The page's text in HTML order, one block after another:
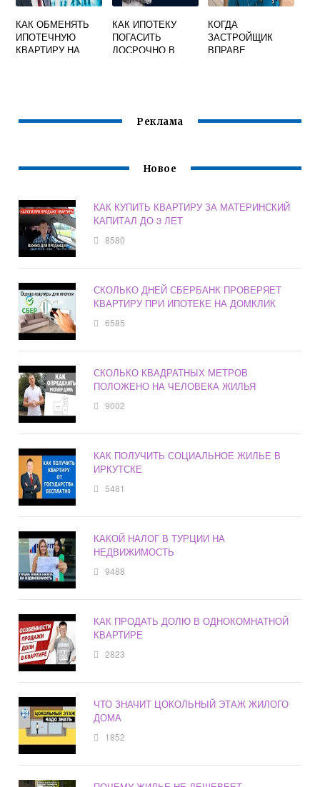
КАК ОБМЕНЯТЬ
ИПОТЕЧНУЮ
КВАРТИРУ НА
КАК ИПОТЕКУ
ПОГАСИТЬ
ДОСРОЧНО В
КОГДА
ЗАСТРОЙЩИК
ВПРАВЕ
СТРОИТЕЛЬСТВА
Реклама
Новое
КАК КУПИТЬ КВАРТИРУ ЗА МАТЕРИНСКИЙ
КАПИТАЛ ДО 3 ЛЕТ
8580
СКОЛЬКО ДНЕЙ СБЕРБАНК ПРОВЕРЯЕТ
КВАРТИРУ ПРИ ИПОТЕКЕ НА ДОМКЛИК
6585
СКОЛЬКО КВАДРАТНЫХ МЕТРОВ
ПОЛОЖЕНО НА ЧЕЛОВЕКА ЖИЛЬЯ
9002
КАК ПОЛУЧИТЬ СОЦИАЛЬНОЕ ЖИЛЬЕ В
ИРКУТСКЕ
5481
КАКОЙ НАЛОГ В ТУРЦИИ НА
НЕДВИЖИМОСТЬ
9488
КАК ПРОДАТЬ ДОЛЮ В ОДНОКОМНАТНОЙ
КВАРТИРЕ
2823
ЧТО ЗНАЧИТ ЦОКОЛЬНЫЙ ЭТАЖ ЖИЛОГО
ДОМА
1852